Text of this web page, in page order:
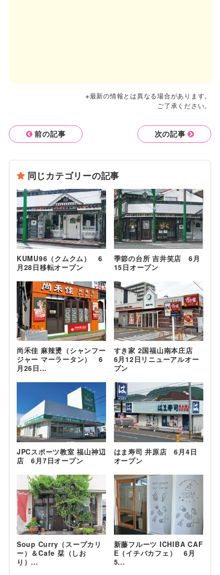
※最新の情報とは異なる場合があります。
ご了承ください。
前の記事 次の記事
同じカテゴリーの記事
KUMU96（クムクム） 6
月28日移転オープン
季節の台所 吉井笑店 6月
15日オープン
尚禾佳 麻辣燙（シャンフー
ジャー マーラータン） 6
月26日...
すき家 2国福山南本庄店
6月12日リニューアルオー
プン
JPCスポーツ教室 福山神辺
店 6月7日オープン
はま寿司 井原店 6月4日
オープン
Soup Curry（スープカリ
ー）＆Cafe 栞（しお
り）...
新藤フルーツ ICHIBA CAF
E（イチバカフェ） 6月
5...